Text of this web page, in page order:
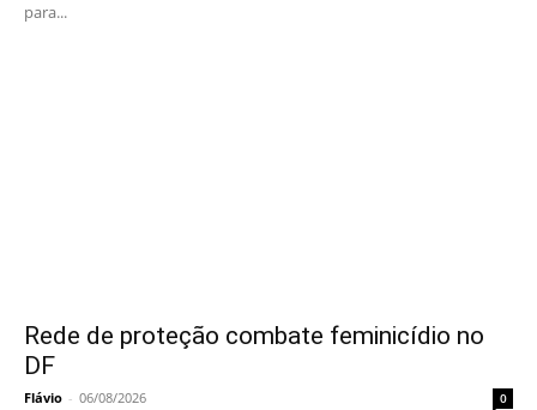
para...
Rede de proteção combate feminicídio no
DF
Flávio - 06/08/2026 0